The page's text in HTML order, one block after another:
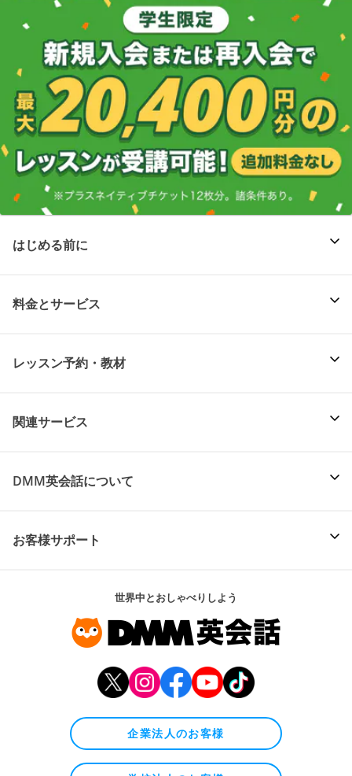
はじめる前に
料金とサービス
レッスン予約・教材
関連サービス
DMM英会話について
お客様サポート
世界中とおしゃべりしよう
企業法人のお客様